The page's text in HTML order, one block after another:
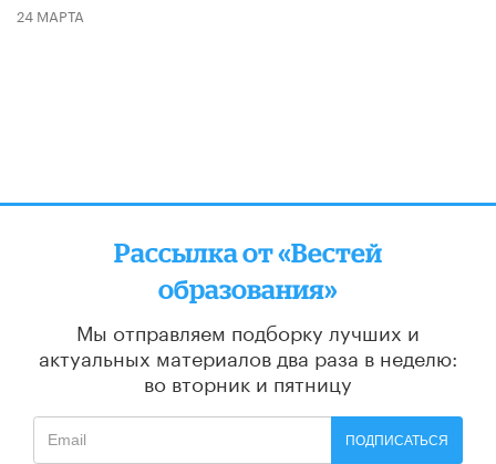
24 МАРТА
Рассылка от «Вестей
образования»
Мы отправляем подборку лучших и
актуальных материалов два раза в неделю:
во вторник и пятницу
ПОДПИСАТЬСЯ